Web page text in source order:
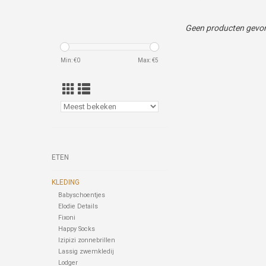
Min: €0 Max: €5
ETEN
KLEDING
Babyschoentjes
Elodie Details
Fixoni
Happy Socks
Izipizi zonnebrillen
Lassig zwemkledij
Lodger
Geen producten